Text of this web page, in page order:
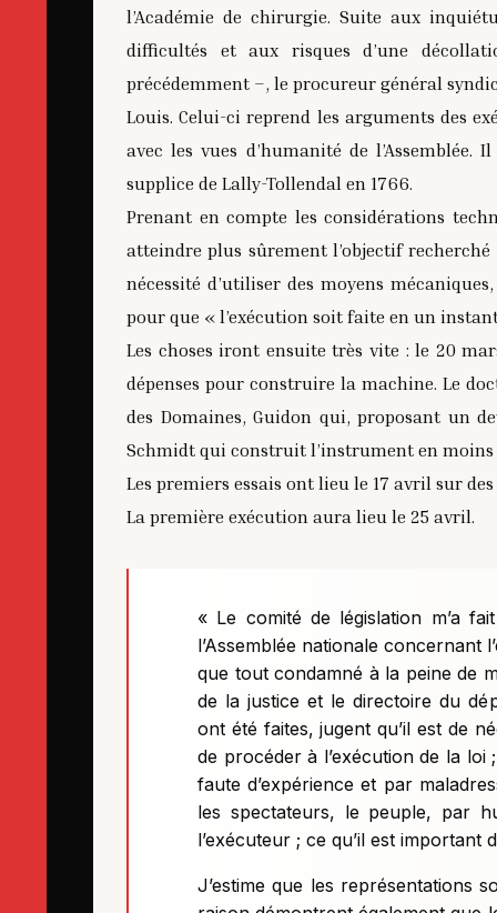
l’Académie de chirurgie. Suite aux
difficultés et aux risques d’une
précédemment –, le procureur général
Louis. Celui-ci reprend les arguments des
avec les vues d’humanité de
supplice de Lally-Tollendal en 1766.
Prenant en compte les considérations
atteindre plus sûrement l’objectif
nécessité d’utiliser des moyens
pour que « l’exécution soit faite en un
Les choses iront ensuite très vite : le 20
dépenses pour construire la machine. Le
des Domaines, Guidon qui, proposant un
Schmidt qui construit l’instrument en moins
Les premiers essais ont lieu le 17 avril sur
La première exécution aura lieu le 25 avril.
« Le comité de législation m’a
l’Assemblée nationale concernant
que tout condamné à la peine de
de la justice et le directoire du
ont été faites, jugent qu’il est de
de procéder à l’exécution de la
faute d’expérience et par
les spectateurs, le peuple, par
l’exécuteur ; ce qu’il est important
J’estime que les représentations